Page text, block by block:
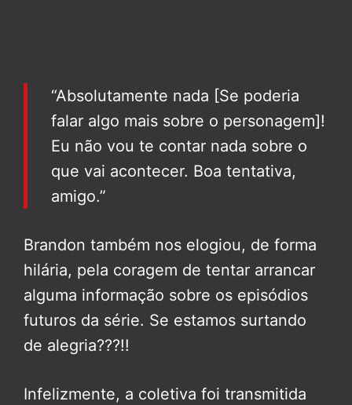
“Absolutamente nada [Se poderia
falar algo mais sobre o personagem]!
Eu não vou te contar nada sobre o
que vai acontecer. Boa tentativa,
amigo.”
Brandon também nos elogiou, de forma
hilária, pela coragem de tentar arrancar
alguma informação sobre os episódios
futuros da série. Se estamos surtando
de alegria???!!
Infelizmente, a coletiva foi transmitida